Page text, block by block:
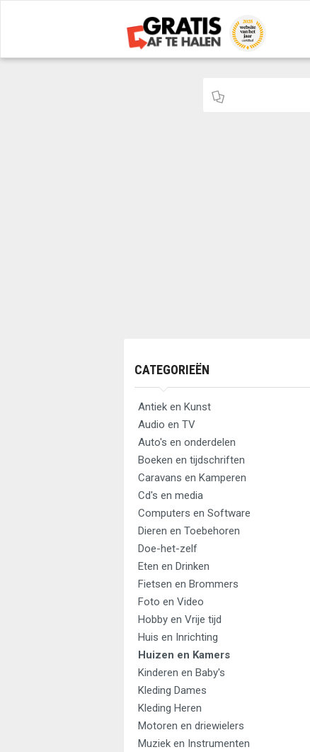
CATEGORIEËN
Antiek en Kunst
Audio en TV
Auto's en onderdelen
Boeken en tijdschriften
Caravans en Kamperen
Cd's en media
Computers en Software
Dieren en Toebehoren
Doe-het-zelf
Eten en Drinken
Fietsen en Brommers
Foto en Video
Hobby en Vrije tijd
Huis en Inrichting
Huizen en Kamers
Kinderen en Baby's
Kleding Dames
Kleding Heren
Motoren en driewielers
Muziek en Instrumenten